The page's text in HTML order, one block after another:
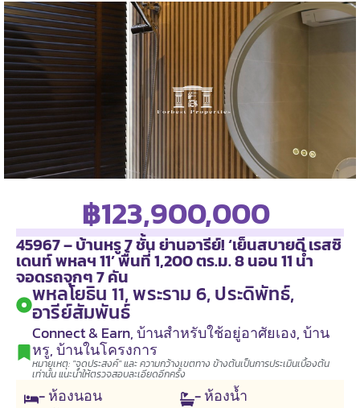
฿123,900,000
45967 – บ้านหรู 7 ชั้น ย่านอารีย์! ‘เย็นสบายดี เรสซิ
เดนท์ พหลฯ 11’ พื้นที่ 1,200 ตร.ม. 8 นอน 11 น้ำ
จอดรถจุกๆ 7 คัน
พหลโยธิน 11, พระราม 6, ประดิพัทธ์,
อารีย์สัมพันธ์
Connect & Earn,บ้านสำหรับใช้อยู่อาศัยเอง,บ้าน
หรู,บ้านในโครงการ
หมายเหตุ: "จุดประสงค์" และ ความกว้างเขตทาง ข้างต้นเป็นการประเมินเบื้องต้น
เท่านั้น แนะนำให้ตรวจสอบละเอียดอีกครั้ง
- ห้องนอน
- ห้องน้ำ